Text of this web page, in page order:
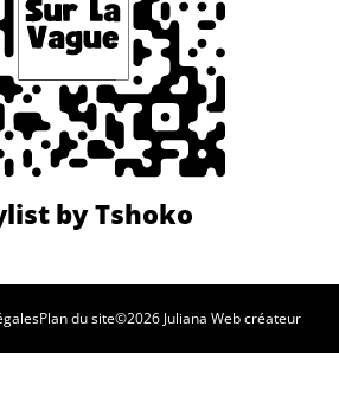
Plan du site©2026 Juliana Web créateur